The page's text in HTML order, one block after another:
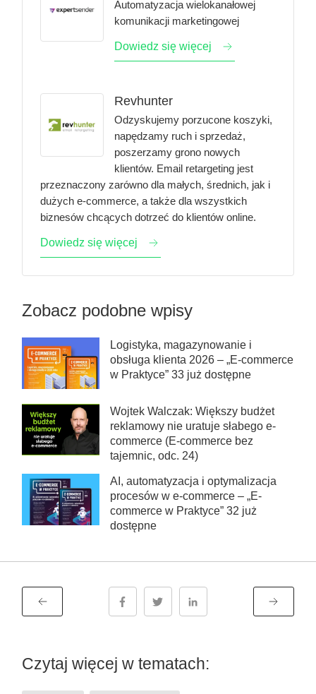
Automatyzacja wielokanałowej
komunikacji marketingowej
Dowiedz się więcej
Revhunter
Odzyskujemy porzucone koszyki,
napędzamy ruch i sprzedaż,
poszerzamy grono nowych
klientów. Email retargeting jest
przeznaczony zarówno dla małych, średnich, jak i
dużych e-commerce, a także dla wszystkich
biznesów chcących dotrzeć do klientów online.
Dowiedz się więcej
Zobacz podobne wpisy
Logistyka, magazynowanie i
obsługa klienta 2026 – „E-commerce
w Praktyce” 33 już dostępne
Wojtek Walczak: Większy budżet
reklamowy nie uratuje słabego e-
commerce (E-commerce bez
tajemnic, odc. 24)
AI, automatyzacja i optymalizacja
procesów w e-commerce – „E-
commerce w Praktyce” 32 już
dostępne
Poprzedni wpis
Czytaj więcej w tematach: